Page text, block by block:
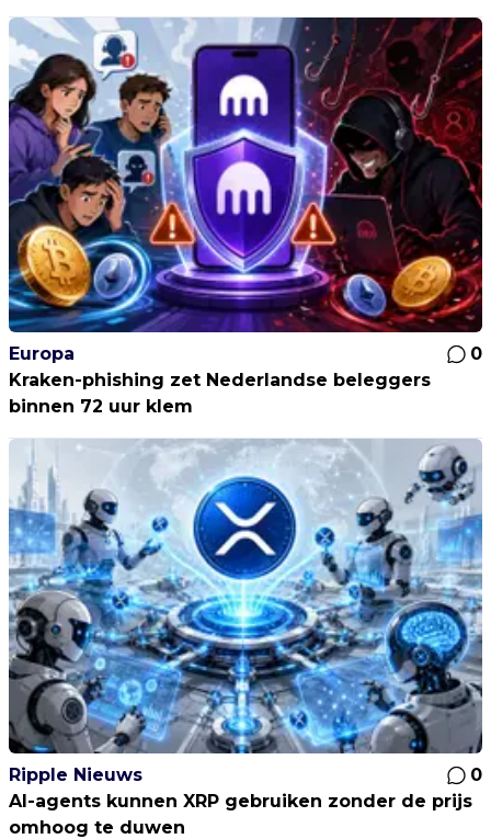
Europa
0
Kraken-phishing zet Nederlandse beleggers
binnen 72 uur klem
Ripple Nieuws
0
AI-agents kunnen XRP gebruiken zonder de prijs
omhoog te duwen